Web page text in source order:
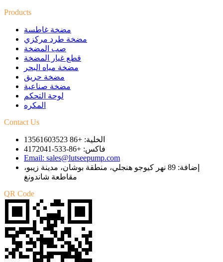
Products
مضخة غاطسة
مضخة طرد مركزي
صب المضخة
قطع غيار المضخة
مضخة مياه البحر
مضخة حريق
مضخة صناعية
لوحة التحكم
المكره
Contact Us
الخلية: +86 13561603523
فاكس: +86-533-4172041
Email: sales@lutseepump.com
إضافة: 89 نهر كيوجو هنجلي، منطقة بوشان، مدينة زيبو،
مقاطعة شاندونغ
QR Code